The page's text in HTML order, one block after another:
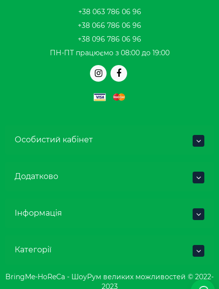
+38 063 786 06 96
+38 066 786 06 96
+38 096 786 06 96
ПН-ПТ працюємо з 08:00 до 19:00
Особистий кабінет
Додатково
Інформація
Категорії
BringMe-HoReCa - ШоуРум великих можливостей © 2022-
2023